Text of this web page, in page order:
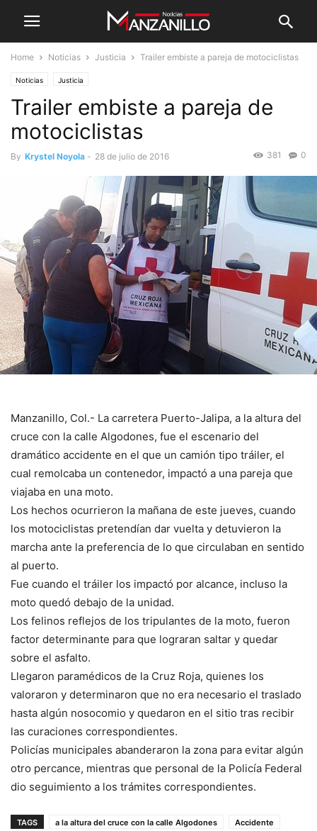
Home Noticias Justicia Trailer embiste a pareja de motociclistas
Noticias Justicia
Trailer embiste a pareja de
motociclistas
By Krystel Noyola - 28 de julio de 2016 0
381
Manzanillo, Col.- La carretera Puerto-Jalipa, a la altura del
cruce con la calle Algodones, fue el escenario del
dramático accidente en el que un camión tipo tráiler, el
cual remolcaba un contenedor, impactó a una pareja que
viajaba en una moto.
Los hechos ocurrieron la mañana de este jueves, cuando
los motociclistas pretendían dar vuelta y detuvieron la
marcha ante la preferencia de lo que circulaban en sentido
al puerto.
Fue cuando el tráiler los impactó por alcance, incluso la
moto quedó debajo de la unidad.
Los felinos reflejos de los tripulantes de la moto, fueron
factor determinante para que lograran saltar y quedar
sobre el asfalto.
Llegaron paramédicos de la Cruz Roja, quienes los
valoraron y determinaron que no era necesario el traslado
hasta algún nosocomio y quedaron en el sitio tras recibir
las curaciones correspondientes.
Policías municipales abanderaron la zona para evitar algún
otro percance, mientras que personal de la Policía Federal
dio seguimiento a los trámites correspondientes.
TAGS a la altura del cruce con la calle Algodones
Accidente